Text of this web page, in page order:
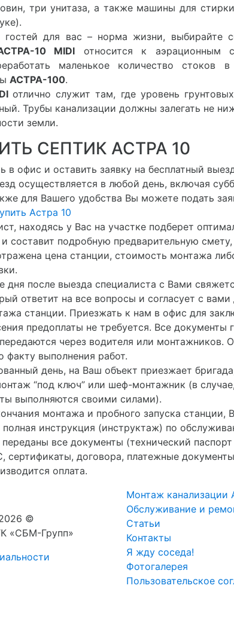
три унитаза, а также машины для
для вас – норма жизни, выбирайте
10 MIDI относится к аэрационным
маленькое количество стоков в
АСТРА-100.
отлично служит там, где уровень
Трубы канализации должны залегать не
земли.
СЕПТИК АСТРА 10
в офис и оставить заявку на бесплатный
осуществляется в любой день, включая
для Вашего удобства Вы можете подать
Астра 10
находясь у Вас на участке подберет
составит подробную предварительную смету,
цена станции, стоимость монтажа
дня после выезда специалиста с Вами
ответит на все вопросы и согласует с вами
станции. Приезжать к нам в офис для
предоплаты не требуется. Все документы
через водителя или монтажников.
факту выполнения работ.
день, на Ваш объект приезжает
“под ключ” или шеф-монтажник (в
выполняются своими силами).
монтажа и пробного запуска станции,
полная инструкция (инструктаж) по
переданы все документы (технический паспорт
договора, платежные
оплата.
©
«СБМ-Групп»
Монтаж канализации
Обслуживание и
Статьи
Контакты
Я жду соседа!
Фотогалерея
Пользовательское